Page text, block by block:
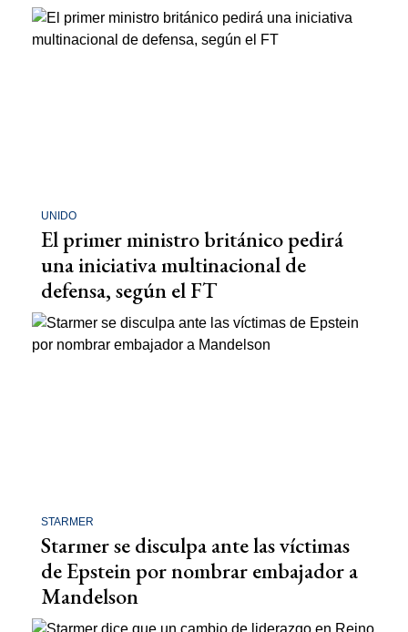
UNIDO
El primer ministro británico pedirá
una iniciativa multinacional de
defensa, según el FT
STARMER
Starmer se disculpa ante las víctimas
de Epstein por nombrar embajador a
Mandelson